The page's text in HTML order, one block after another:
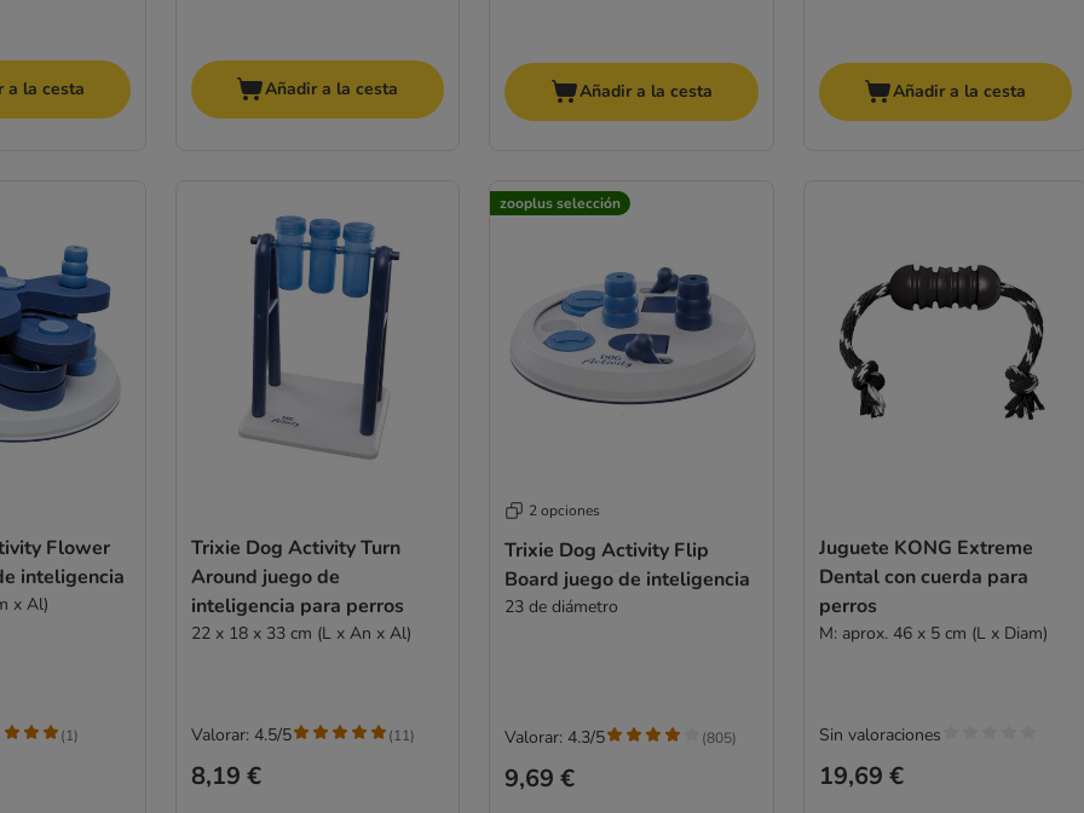
a la cesta Añadir a la cesta Añadir a la cesta Añadir a la cesta
Flower
inteligencia
x Al)
(1)
Trixie Dog Activity Turn
Around juego de
inteligencia para perros
22 x 18 x 33 cm (L x An x Al)
8,19 €
Valorar: 4.5/5 (11)
zooplus selección
2 opciones
Trixie Dog Activity Flip
Board juego de inteligencia
23 de diámetro
9,69 €
Valorar: 4.3/5 (805)
Juguete KONG Extreme
Dental con cuerda para
perros
M: aprox. 46 x 5 cm (L x Diam)
19,69 €
Sin valoraciones